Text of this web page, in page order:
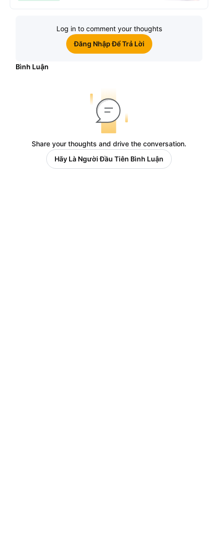
Log in to comment your thoughts
Đăng Nhập Để Trả Lời
Bình Luận
Share your thoughts and drive the conversation.
Hãy Là Người Đầu Tiên Bình Luận